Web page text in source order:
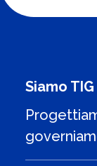
introduce
Siamo